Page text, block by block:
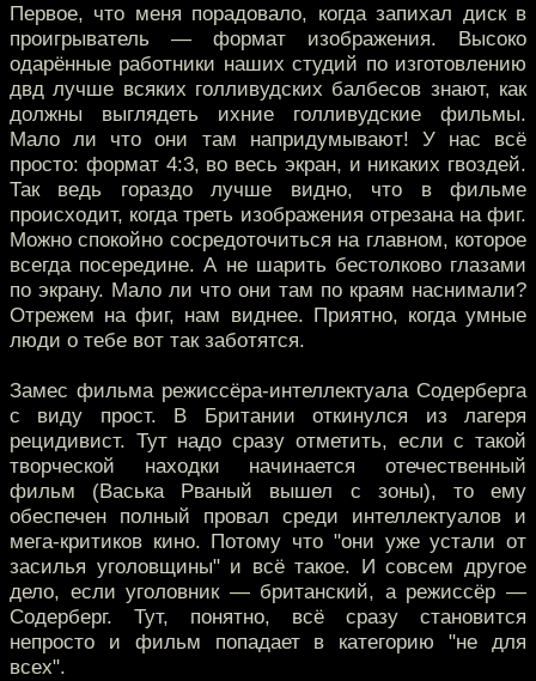
Первое, что меня порадовало, когда запихал диск в
проигрыватель — формат изображения. Высоко
одарённые работники наших студий по изготовлению
двд лучше всяких голливудских балбесов знают, как
должны выглядеть ихние голливудские фильмы.
Мало ли что они там напридумывают! У нас всё
просто: формат 4:3, во весь экран, и никаких гвоздей.
Так ведь гораздо лучше видно, что в фильме
происходит, когда треть изображения отрезана на фиг.
Можно спокойно сосредоточиться на главном, которое
всегда посередине. А не шарить бестолково глазами
по экрану. Мало ли что они там по краям наснимали?
Отрежем на фиг, нам виднее. Приятно, когда умные
люди о тебе вот так заботятся.
Замес фильма режиссёра-интеллектуала Содерберга
с виду прост. В Британии откинулся из лагеря
рецидивист. Тут надо сразу отметить, если с такой
творческой находки начинается отечественный
фильм (Васька Рваный вышел с зоны), то ему
обеспечен полный провал среди интеллектуалов и
мега-критиков кино. Потому что "они уже устали от
засилья уголовщины" и всё такое. И совсем другое
дело, если уголовник — британский, а режиссёр —
Содерберг. Тут, понятно, всё сразу становится
непросто и фильм попадает в категорию "не для
всех".